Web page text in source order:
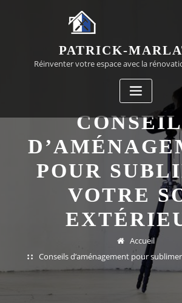
PATRICK-
Réinventer votre espace avec la
POUR
VOTRE
Accueil
Conseils d’aménagement pour